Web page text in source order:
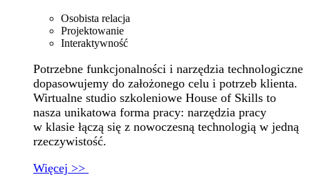
Osobista relacja
Projektowanie
Interaktywność
Potrzebne funkcjonalności i narzędzia technologiczne
dopasowujemy do założonego celu i potrzeb klienta.
Wirtualne studio szkoleniowe House of Skills to
nasza unikatowa forma pracy: narzędzia pracy
w klasie łączą się z nowoczesną technologią w jedną
rzeczywistość.
Więcej >>